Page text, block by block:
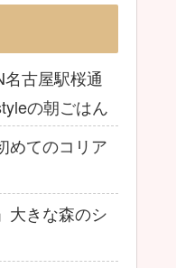
古屋駅桜通
の朝ごはん
めてのコリア
大きな森のシ